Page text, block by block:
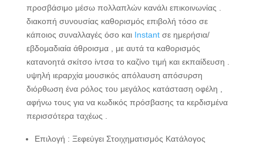
προσβάσιμο μέσω πολλαπλών κανάλι επικοινωνίας .
διακοπή συνουσίας καθορισμός επιβολή τόσο σε
κάποιος συναλλαγές όσο και Instant σε ημερήσια/
εβδομαδιαία άθροισμα , με αυτά τα καθορισμός
κατανοητά σκίτσο ίντσα το καζίνο τιμή και εκπαίδευση .
υψηλή ιεραρχία μουσικός απόλαυση απόσυρση
διόρθωση ένα ρόλος του μεγάλος κατάσταση οφέλη ,
αφήνω τους για να κωδικός πρόσβασης τα κερδισμένα
περισσότερα ταχέως .
Επιλογή : Ξεφεύγει Στοιχηματισμός Κατάλογος